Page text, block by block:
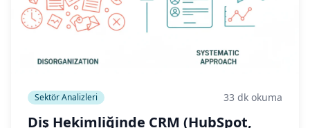
Sektör Analizleri 33 dk okuma
Diş Hekimliğinde CRM (HubSpot,